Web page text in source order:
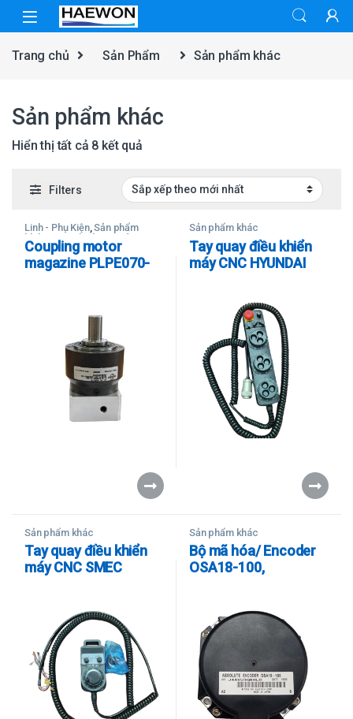
Skip to navigation
Skip to content
Trang chủ Sản Phẩm Sản phẩm khác
Sản phẩm khác
Hiển thị tất cả 8 kết quả
Filters
Linh - Phụ Kiện,Sản phẩm
khác
Ugint (Máy gia công
CNC)
Coupling motor
magazine PLPE070-
Sản phẩm khác
Tay quay điều khiển
máy CNC HYUNDAI
Sản phẩm khác
Tay quay điều khiển
máy CNC SMEC
Sản phẩm khác
Bộ mã hóa/ Encoder
OSA18-100,